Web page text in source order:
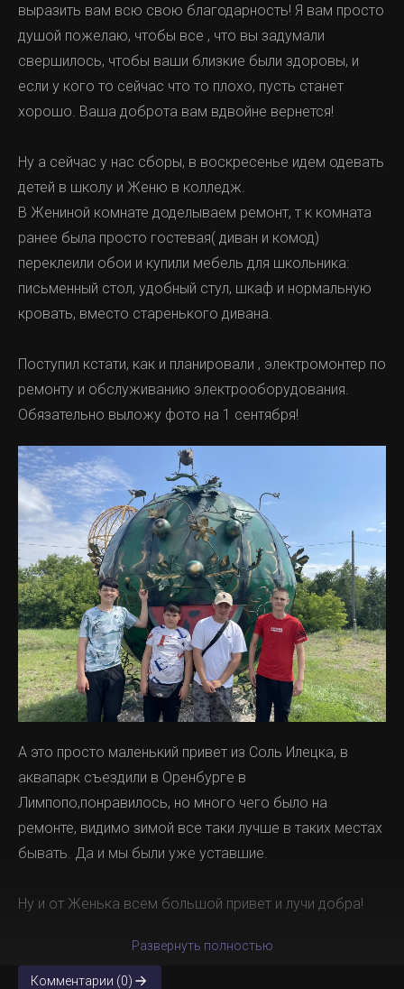
выразить вам всю свою благодарность! Я вам просто
душой пожелаю, чтобы все , что вы задумали
свершилось, чтобы ваши близкие были здоровы, и
если у кого то сейчас что то плохо, пусть станет
хорошо. Ваша доброта вам вдвойне вернется!
Ну а сейчас у нас сборы, в воскресенье идем одевать
детей в школу и Женю в колледж.
В Жениной комнате доделываем ремонт, т к комната
ранее была просто гостевая( диван и комод)
переклеили обои и купили мебель для школьника:
письменный стол, удобный стул, шкаф и нормальную
кровать, вместо старенького дивана.
Поступил кстати, как и планировали , электромонтер по
ремонту и обслуживанию электрооборудования.
Обязательно выложу фото на 1 сентября!
А это просто маленький привет из Соль Илецка, в
аквапарк съездили в Оренбурге в
Лимпопо,понравилось, но много чего было на
ремонте, видимо зимой все таки лучше в таких местах
бывать. Да и мы были уже уставшие.
Ну и от Женька всем большой привет и лучи добра!
Развернуть полностью
Комментарии (0)